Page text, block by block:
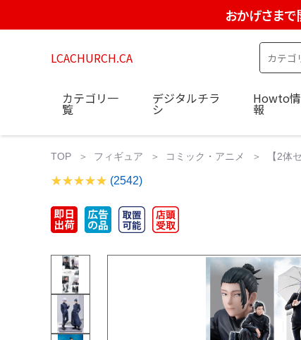
おかげさま
LCACHURCH.CA
カテゴリ一
覧
デジタルチラ
シ
Howto情
報
TOP フィギュア コミック・アニメ 【2体
(2542)